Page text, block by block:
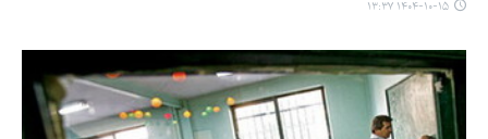
۱۴۰۴-۱۰-۱۵ ۱۳:۳۷